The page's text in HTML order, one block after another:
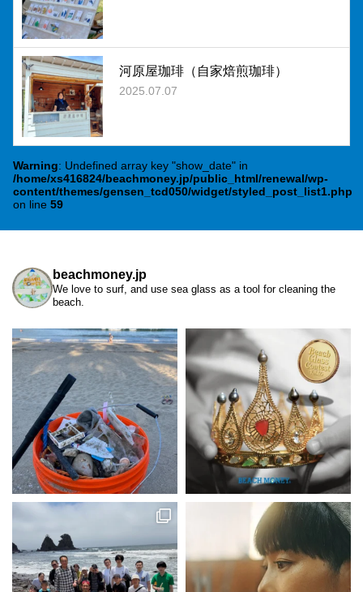
河原屋珈琲（自家焙煎珈琲）
2025.07.07
Warning: Undefined array key "show_date" in
/home/xs416824/beachmoney.jp/public_html/renewal/wp-
content/themes/gensen_tcd050/widget/styled_post_list1.php
on line59
beachmoney.jp
We love to surf, and use sea glass as a tool for cleaning the
beach.